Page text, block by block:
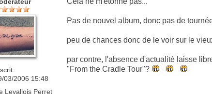
03/2006 15:48
Levallois Perret
Pas de nouvel album, donc pas de
peu de chances donc de le voir sur le
par contre, l'absence d'actualité laisse
"From the Cradle Tour"?